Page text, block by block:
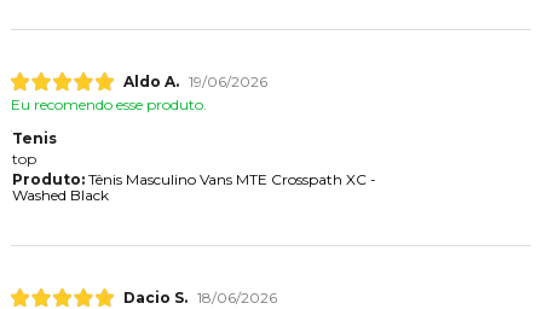
Aldo A. 19/06/2026
Eu recomendo esse produto.
Tenis
top
Produto:Tênis Masculino Vans MTE Crosspath XC -
Washed Black
Dacio S. 18/06/2026